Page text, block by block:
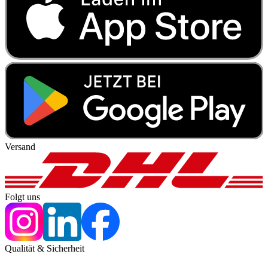
Versand
Folgt uns
Qualität & Sicherheit